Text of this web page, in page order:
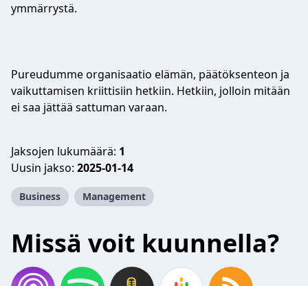
ymmärrystä.
Pureudumme organisaatio elämän, päätöksenteon ja
vaikuttamisen kriittisiin hetkiin. Hetkiin, jolloin mitään
ei saa jättää sattuman varaan.
Jaksojen lukumäärä: 1
Uusin jakso: 2025-01-14
Business Management
Missä voit kuunnella?